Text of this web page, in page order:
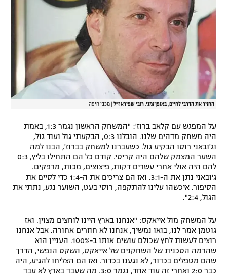
החזיר את הדרבי לחיים, באופן זמני. רובי שפירא ז"ל מכבי חיפה
על המפגש עם קלאב ברוז': "המשחק הראשון נגמר 1:3, באמת
היה משחק מדהים שלנו. הובלנו 0:3, הבקעתי גול ועוד גול,
וג'ובאני רוסו הבקיע גול. כשעברנו למשחק בברוז', הבנו למה
השער המצמק שלהם היה קריטי. קודם כל הם התחילו בליץ, 0:3
להם היה אולי אחרי עשרים דקות, פיצוצים, מכות, מרפקים.
ג'ובאני נתן את ה-3:1. ואז הם צריכים את ה-1:4 כדי לסיים את
הסיפור. איכשהו עלינו להתקפה, רוסי בעט, השוער נגע, נתתי את
הגול, 2:4".
על המשחק מול אייאקס: "אנחנו בארץ היינו לוחצים מצוין. ואז
גוטמן אמר לנו, בואו נמשיך, אנחנו לא חוזרים אחורה. אבל אנחנו
רוצים לעשות לחץ שכולם עושים אותו ב-100%. העניין הוא
שהרמה הטכנית של השחקנים של אייאקס, השקט הנפשי, הדרך
שהם מטפלים בכדור, לא נגענו בכדור. ואז הם הצליחו להגיע, היה
כבר 2:0 ואחרי זה עוד אחד, נגמר 3:0. מה שעבד בארץ לא עבד